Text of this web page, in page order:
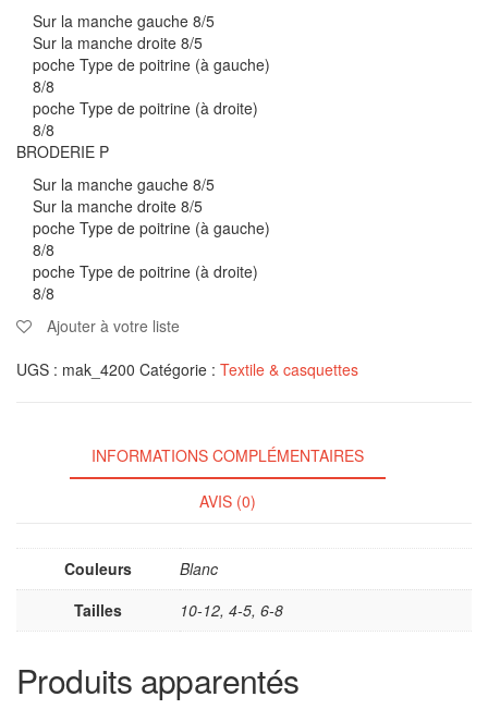
Sur la manche gauche 8/5
Sur la manche droite 8/5
poche Type de poitrine (à gauche)
8/8
poche Type de poitrine (à droite)
8/8
BRODERIE P
Sur la manche gauche 8/5
Sur la manche droite 8/5
poche Type de poitrine (à gauche)
8/8
poche Type de poitrine (à droite)
8/8
Ajouter à votre liste
UGS : mak_4200 Catégorie : Textile & casquettes
INFORMATIONS COMPLÉMENTAIRES
AVIS (0)
Couleurs
Blanc
Tailles
10-12, 4-5, 6-8
Produits apparentés